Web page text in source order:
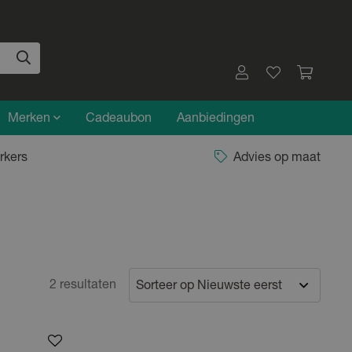
Merken Cadeaubon Aanbiedingen
Advies op maat
2 resultaten